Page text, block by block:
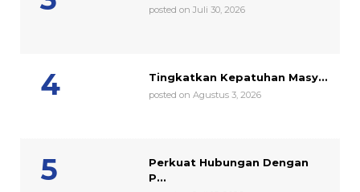
posted on Juli 30, 2026
Tingkatkan Kepatuhan Masy...
posted on Agustus 3, 2026
Perkuat Hubungan Dengan
P...